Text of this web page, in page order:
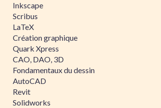
Inkscape
Scribus
LaTeX
Création graphique
Quark Xpress
CAO, DAO, 3D
Fondamentaux du dessin
AutoCAD
Revit
Solidworks